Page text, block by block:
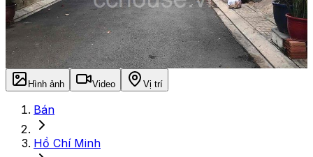
Hình ảnh Video Vị trí
Bán
Hồ Chí Minh